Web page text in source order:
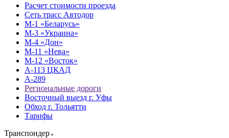
Расчет стоимости проезда
Сеть трасс Автодор
М-1 «Беларусь»
М-3 «Украина»
М-4 «Дон»
М-11 «Нева»
М-12 «Восток»
А-113 ЦКАД
А-289
Региональные дороги
Восточный выезд г. Уфы
Обход г. Тольятти
Тарифы
Транспондер